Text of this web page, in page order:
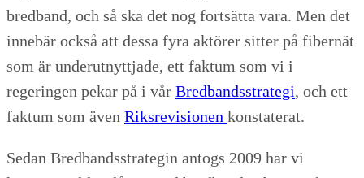
bredband, och så ska det nog fortsätta vara. Men det
innebär också att dessa fyra aktörer sitter på fibernät
som är underutnyttjade, ett faktum som vi i
regeringen pekar på i vår Bredbandsstrategi, och ett
faktum som även Riksrevisionen konstaterat.
Sedan Bredbandsstrategin antogs 2009 har vi